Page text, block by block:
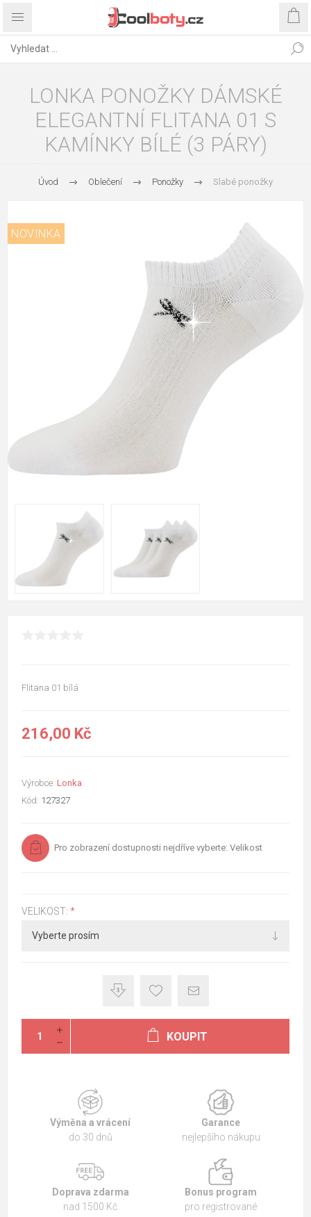
LONKA PONOŽKY DÁMSKÉ
ELEGANTNÍ FLITANA 01 S
KAMÍNKY BÍLÉ (3 PÁRY)
Úvod Oblečení Ponožky Slabé ponožky
NOVINKA
Flitana 01 bílá
216,00 Kč
Výrobce: Lonka
Kód: 127327
Pro zobrazení dostupnosti nejdříve vyberte: Velikost
VELIKOST: *
KOUPIT
Výměna a vrácení
do 30 dnů
Garance
nejlepšího nákupu
Doprava zdarma
nad 1500 Kč
Bonus program
pro registrované